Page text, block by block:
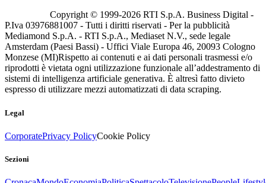
Copyright © 1999-2026 RTI S.p.A. Business Digital -
P.Iva 03976881007 - Tutti i diritti riservati - Per la pubblicità
Mediamond S.p.A. - RTI S.p.A., Mediaset N.V., sede legale
Amsterdam (Paesi Bassi) - Uffici Viale Europa 46, 20093 Cologno
Monzese (MI)Rispetto ai contenuti e ai dati personali trasmessi e/o
riprodotti è vietata ogni utilizzazione funzionale all’addestramento di
sistemi di intelligenza artificiale generativa. È altresì fatto divieto
espresso di utilizzare mezzi automatizzati di data scraping.
Legal
CorporatePrivacy PolicyCookie Policy
Sezioni